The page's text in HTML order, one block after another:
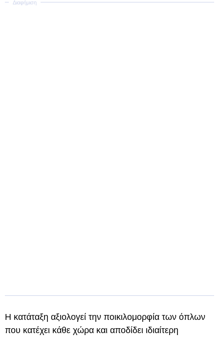
Η κατάταξη αξιολογεί την ποικιλομορφία των όπλων
που κατέχει κάθε χώρα και αποδίδει ιδιαίτερη